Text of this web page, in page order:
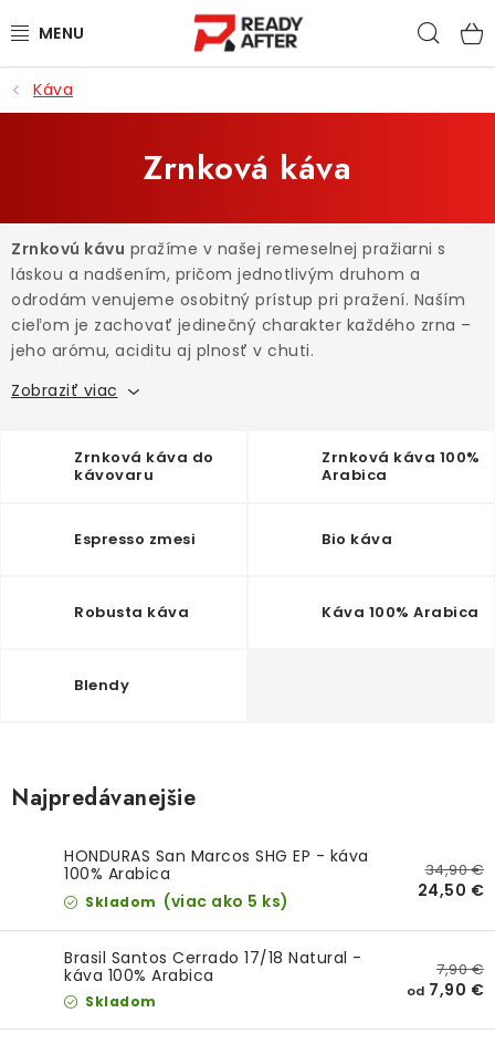
na
KÁVA
PRÍSLUŠENSTVO
POCHUTINY
PRE DETI
DARČEKOVÉ BALENIA
Káva pre firmy
Hodnotenie obchodu
Káva
Zrnková káva
Zrnkovú kávu pražíme v našej remeselnej pražiarni s
láskou a nadšením, pričom jednotlivým druhom a
odrodám venujeme osobitný prístup pri pražení. Naším
cieľom je zachovať jedinečný charakter každého zrna –
jeho arómu, aciditu aj plnosť v chuti.
Zobraziť viac
Zrnková káva do
kávovaru
Zrnková káva 100%
Arabica
Espresso zmesi Bio káva
Robusta káva Káva 100% Arabica
Blendy
Najpredávanejšie
HONDURAS San Marcos SHG EP - káva
100% Arabica
Skladom (viac ako 5 ks)
34,90 €
24,50 €
Brasil Santos Cerrado 17/18 Natural -
káva 100% Arabica
Skladom
7,90 €
od 7,90 €